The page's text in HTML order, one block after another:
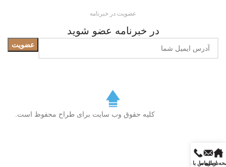
عضویت در خبرنامه
در خبرنامه عضو شوید
کلیه حقوق وب سایت برای طراح محفوظ است.
اصلی
درباره ما
تماس با ما